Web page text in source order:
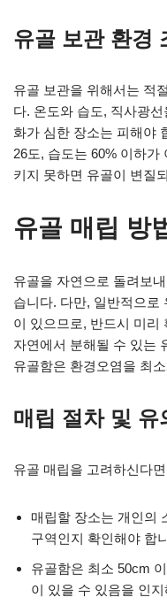
유골 보관 환경
유골 보관을 위해서는 적
다. 온도와 습도, 직사광
화가 심한 장소는 피해야
26도, 습도는 60% 이하가
키지 못하면 유골이 변질
유골 매립 방
유골을 자연으로 돌려보
습니다. 다만, 일반적으로
이 있으므로, 반드시 미리
자연에서 분해될 수 있는
유골함은 환경오염을 최
매립 절차 및 유
유골 매립을 고려하신다
매립할 장소는 개인의
구역인지 확인해야 합
유골함은 최소 50cm
이 있을 수 있음을 인